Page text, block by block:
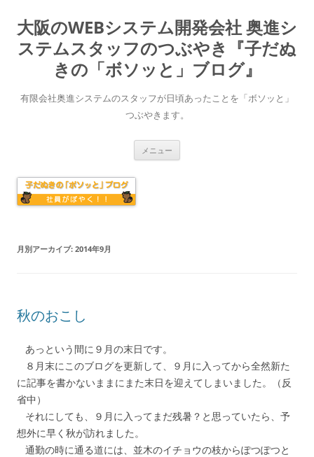
大阪のWEBシステム開発会社 奥進シ
ステムスタッフのつぶやき『子だぬ
きの「ボソッと」ブログ』
有限会社奥進システムのスタッフが日頃あったことを「ボソッと」
つぶやきます。
メニュー
月別アーカイブ: 2014年9月
秋のおこし
あっという間に９月の末日です。
８月末にこのブログを更新して、９月に入ってから全然新た
に記事を書かないままにまた末日を迎えてしまいました。（反
省中）
それにしても、９月に入ってまだ残暑？と思っていたら、予
想外に早く秋が訪れました。
通勤の時に通る道には、並木のイチョウの枝からぽつぽつと